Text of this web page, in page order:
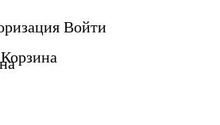
Войти
Корзина